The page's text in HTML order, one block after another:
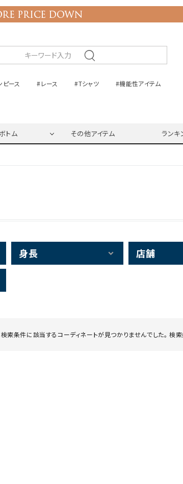
ピース #レース #Tシャツ #機能性アイテム
ボトム その他アイテム ランキ
身長 店舗
検索条件に該当するコーディネートが見つかりませんでした。 検索